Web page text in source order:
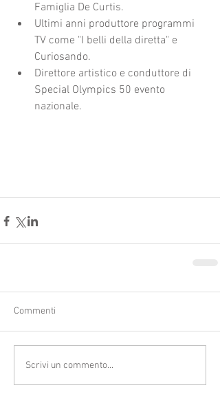
Famiglia De Curtis.
Ultimi anni produttore programmi
TV come "I belli della diretta" e
Curiosando.
Direttore artistico e conduttore di
Special Olympics 50 evento
nazionale.
Commenti
Scrivi un commento...